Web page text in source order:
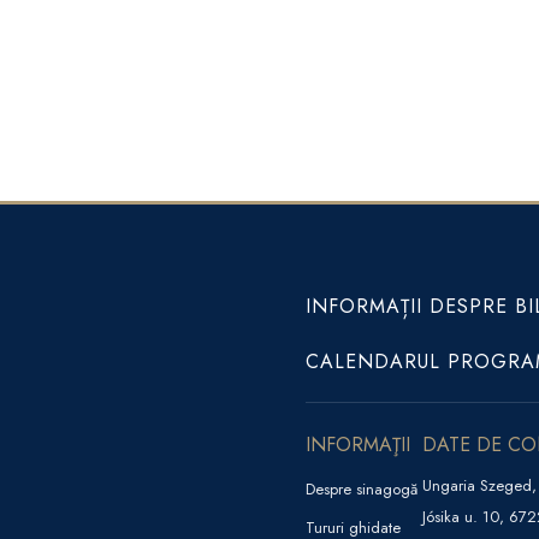
INFORMAȚII DESPRE
CALENDARUL
INFORMAŢII
Despre sinagogă
Tururi ghidate
DATE DE
Ungaria Szeged,
Jósika u. 10,